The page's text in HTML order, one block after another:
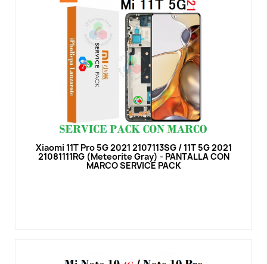
Vista rápida
Xiaomi 11T Pro 5G 2021 2107113SG / 11T 5G 2021
21081111RG (Meteorite Gray) - PANTALLA CON
MARCO SERVICE PACK